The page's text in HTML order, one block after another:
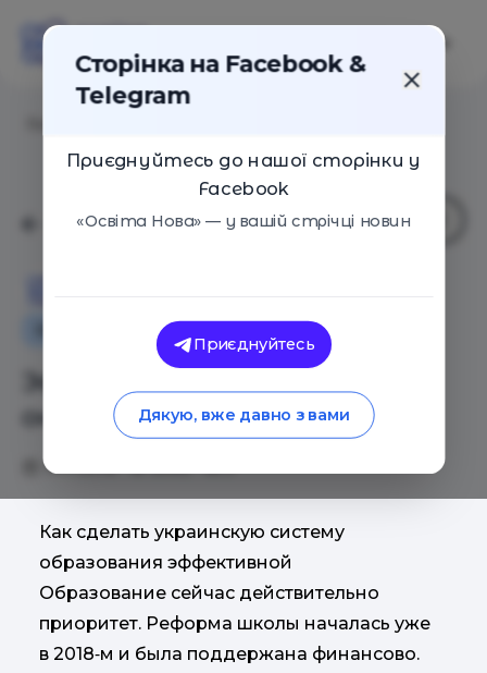
Освіта в Україні Оглядові статті
Эффективная школа – какая
она?
14.11.2018
Как сделать украинскую систему
образования эффективной
Образование сейчас действительно
приоритет. Реформа школы началась уже
в 2018‑м и была поддержана финансово.
Сторінка на Facebook &
Telegram
Приєднуйтесь до нашої сторінки у
Facebook
«Освіта Нова» — у вашій стрічці новин
Приєднуйтесь
Дякую, вже давно з вами